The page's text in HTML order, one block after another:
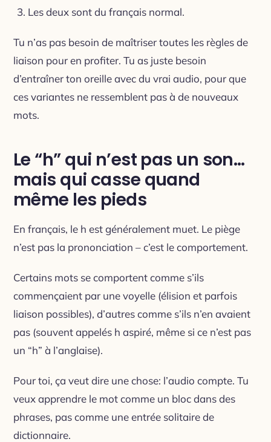
Les deux sont du français normal.
Tu n’as pas besoin de maîtriser toutes les règles de
liaison pour en profiter. Tu as juste besoin
d’entraîner ton oreille avec du vrai audio, pour que
ces variantes ne ressemblent pas à de nouveaux
mots.
Le “h” qui n’est pas un son…
mais qui casse quand
même les pieds
En français, le h est généralement muet. Le piège
n’est pas la prononciation – c’est le comportement.
Certains mots se comportent comme s’ils
commençaient par une voyelle (élision et parfois
liaison possibles), d’autres comme s’ils n’en avaient
pas (souvent appelés h aspiré, même si ce n’est pas
un “h” à l’anglaise).
Pour toi, ça veut dire une chose: l’audio compte. Tu
veux apprendre le mot comme un bloc dans des
phrases, pas comme une entrée solitaire de
dictionnaire.